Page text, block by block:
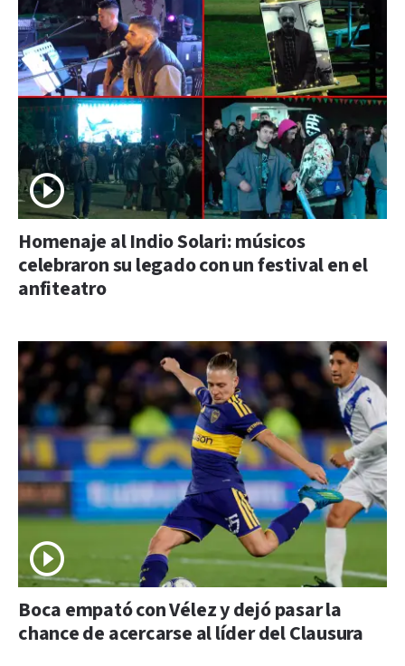
Homenaje al Indio Solari: músicos
celebraron su legado con un festival en el
anfiteatro
Boca empató con Vélez y dejó pasar la
chance de acercarse al líder del Clausura